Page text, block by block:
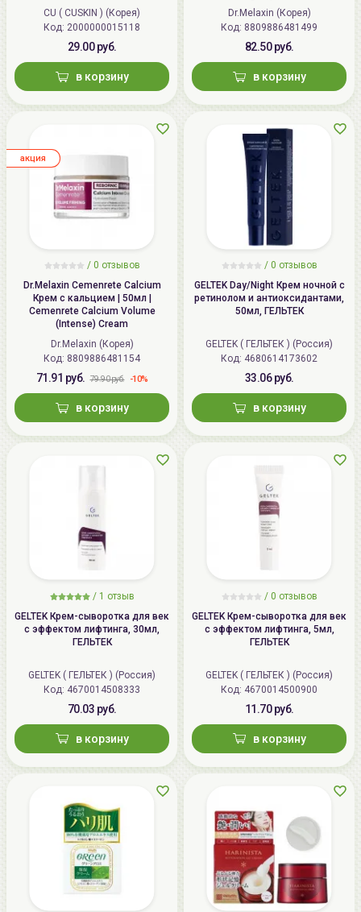
CU ( CUSKIN ) (Корея)
Код: 2000000015118
29.00 руб.
в корзину
Dr.Melaxin (Корея)
Код: 8809886481499
82.50 руб.
в корзину
/ 0 отзывов
Dr.Melaxin Cemenrete Calcium
Крем с кальцием | 50мл |
Cemenrete Calcium Volume
(Intense) Cream
Dr.Melaxin (Корея)
Код: 8809886481154
71.91 руб. 79.90 руб. -10%
в корзину
aкция
/ 0 отзывов
GELTEK Day/Night Крем ночной с
ретинолом и антиоксидантами,
50мл, ГЕЛЬТЕК
GELTEK ( ГЕЛЬТЕК ) (Россия)
Код: 4680614173602
33.06 руб.
в корзину
/ 1 отзыв
GELTEK Крем-сыворотка для век
с эффектом лифтинга, 30мл,
ГЕЛЬТЕК
GELTEK ( ГЕЛЬТЕК ) (Россия)
Код: 4670014508333
70.03 руб.
в корзину
/ 0 отзывов
GELTEK Крем-сыворотка для век
с эффектом лифтинга, 5мл,
ГЕЛЬТЕК
GELTEK ( ГЕЛЬТЕК ) (Россия)
Код: 4670014500900
11.70 руб.
в корзину